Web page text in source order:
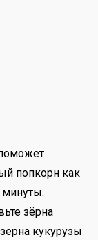
попкорн как
минуты.
зёрна
кукурузы